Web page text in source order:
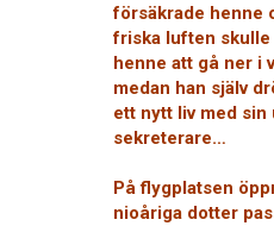
försäkrade henne
friska luften skulle
henne att gå ner i
medan han själv
ett nytt liv med sin
sekreterare…
På flygplatsen
nioåriga dotter